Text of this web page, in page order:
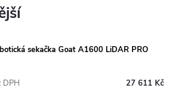
sekačka Goat A1600 LiDAR PRO
27 611 Kč
DPH